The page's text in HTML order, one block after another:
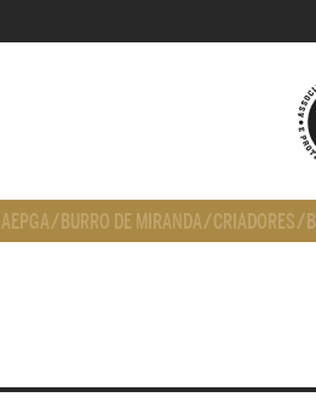
AEPGA/ BURRO DE MIRANDA/CRIADORES/